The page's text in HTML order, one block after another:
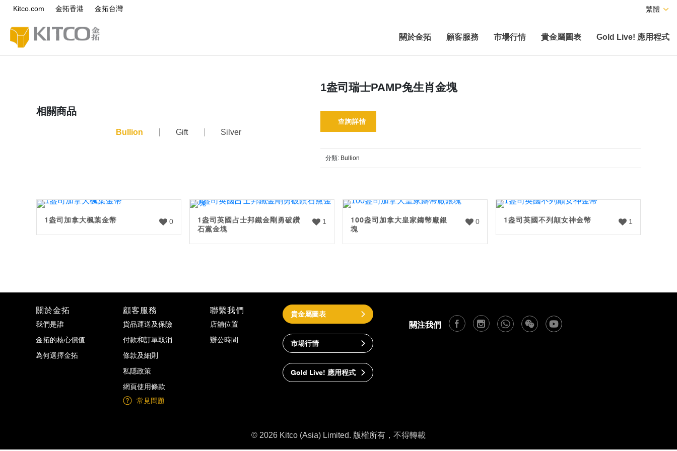
Kitco.com 金拓香港 金拓台灣 繁體
關於金拓 顧客服務 市場行情 貴金屬圖表 Gold Live! 應用程式
1盎司瑞士PAMP兔生肖金塊
查詢詳情
分類: Bullion
相關商品
Bullion Gift Silver
0
1盎司加拿大楓葉金幣 1
1盎司英國占士邦鐵金剛勇破鑽
石黨金塊
0
100盎司加拿大皇家鑄幣廠銀
塊
1
1盎司英國不列顛女神金幣
關於金拓
我們是誰
金拓的核心價值
為何選擇金拓
顧客服務
貨品運送及保險
付款和訂單取消
條款及細則
私隱政策
網頁使用條款
常見問題
聯繫我們
店舖位置
辦公時間
貴金屬圖表
市場行情
Gold Live! 應用程式
關注我們
© 2026 Kitco (Asia) Limited. 版權所有，不得轉載